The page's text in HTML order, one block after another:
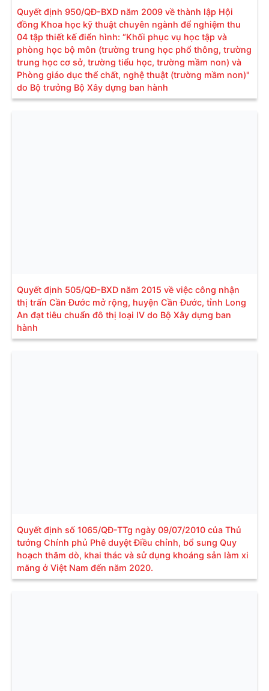
Quyết định 950/QĐ-BXD năm 2009 về thành lập Hội
đồng Khoa học kỹ thuật chuyên ngành để nghiệm thu
04 tập thiết kế điển hình: “Khối phục vụ học tập và
phòng học bộ môn (trường trung học phổ thông, trường
trung học cơ sở, trường tiểu học, trường mầm non) và
Phòng giáo dục thể chất, nghệ thuật (trường mầm non)"
do Bộ trưởng Bộ Xây dựng ban hành
Quyết định 505/QĐ-BXD năm 2015 về việc công nhận
thị trấn Cần Đước mở rộng, huyện Cần Đước, tỉnh Long
An đạt tiêu chuẩn đô thị loại IV do Bộ Xây dựng ban
hành
Quyết định số 1065/QĐ-TTg ngày 09/07/2010 của Thủ
tướng Chính phủ Phê duyệt Điều chỉnh, bổ sung Quy
hoạch thăm dò, khai thác và sử dụng khoáng sản làm xi
măng ở Việt Nam đến năm 2020.